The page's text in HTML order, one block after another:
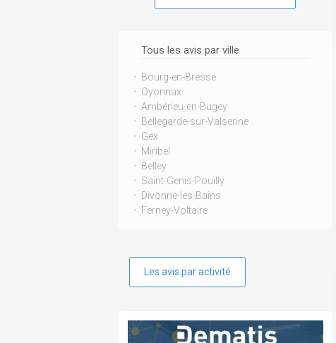
Tous les avis par ville
Bourg-en-Bresse
Oyonnax
Ambérieu-en-Bugey
Bellegarde-sur-Valserine
Gex
Miribel
Belley
Saint-Genis-Pouilly
Divonne-les-Bains
Ferney-Voltaire
Les avis par activité